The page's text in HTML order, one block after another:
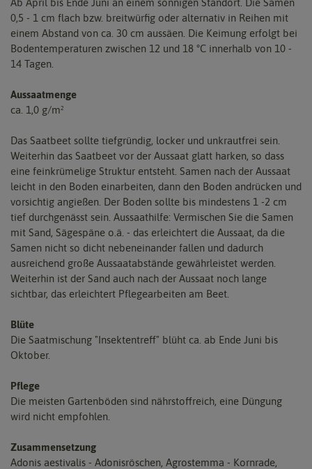
Ab April bis Ende Juni an einem sonnigen Standort. Die Samen
0,5 - 1 cm flach bzw. breitwürfig oder alternativ in Reihen mit
einem Abstand von ca. 30 cm aussäen. Die Keimung erfolgt bei
Bodentemperaturen zwischen 12 und 18 °C innerhalb von 10 -
14 Tagen.
Aussaatmenge
ca. 1,0 g/m²
Das Saatbeet sollte tiefgründig, locker und unkrautfrei sein.
Weiterhin das Saatbeet vor der Aussaat glatt harken, so dass
eine feinkrümelige Struktur entsteht. Samen nach der Aussaat
leicht in den Boden einarbeiten, dann den Boden andrücken und
vorsichtig angießen. Der Boden sollte bis mindestens 1 -2 cm
tief durchgenässt sein. Aussaathilfe: Vermischen Sie die Samen
mit Sand, Sägespäne o.ä. - das erleichtert die Aussaat, da die
Samen nicht so dicht nebeneinander fallen und dadurch
ausreichend große Aussaatabstände gewährleistet werden.
Weiterhin ist der Sand auch nach der Aussaat noch lange
sichtbar, das erleichtert Pflegearbeiten am Beet.
Blüte
Die Saatmischung "Insektentreff" blüht ca. ab Ende Juni bis
Oktober.
Pflege
Die meisten Gartenböden sind nährstoffreich, eine Düngung
wird nicht empfohlen.
Zusammensetzung
Adonis aestivalis - Adonisröschen, Agrostemma - Kornrade,